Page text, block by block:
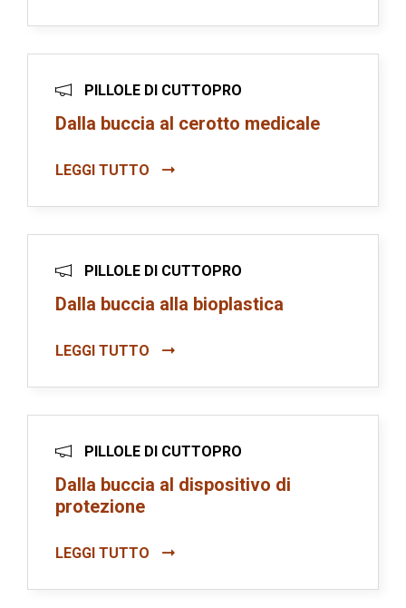
PILLOLE DI CUTTOPRO
Dalla buccia al cerotto medicale
LEGGI TUTTO
PILLOLE DI CUTTOPRO
Dalla buccia alla bioplastica
LEGGI TUTTO
PILLOLE DI CUTTOPRO
Dalla buccia al dispositivo di
protezione
LEGGI TUTTO